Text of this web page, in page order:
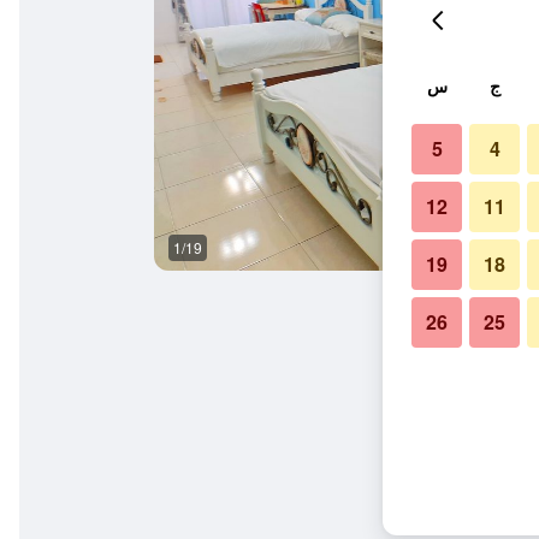
1/19
ج س
4
5
11
12
18
19
25
26